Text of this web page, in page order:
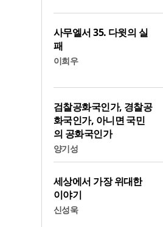
사무엘서 35. 다윗의 실
패
이희우
검찰공화국인가, 경찰공
화국인가, 아니면 국민
의 공화국인가
양기성
세상에서 가장 위대한
이야기
신성욱